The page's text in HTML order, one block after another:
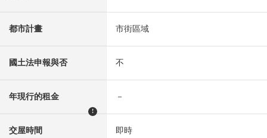
都市計畫 市街區域
國土法申報與否 不
年現行的租金
!
－
交屋時間 即時